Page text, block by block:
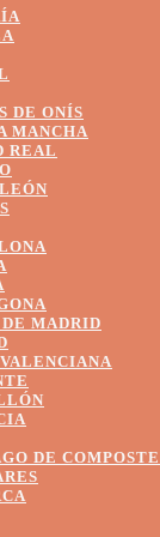
DE ONÍS
MANCHA
REAL
MADRID
DE